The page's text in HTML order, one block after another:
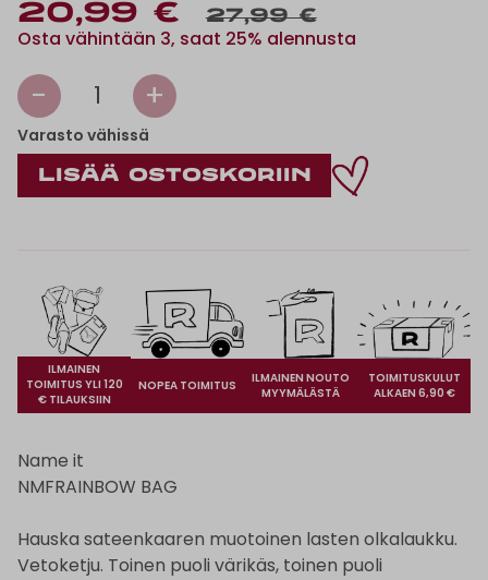
20,99 € 27,99 €
Osta vähintään 3, saat 25% alennusta
- 1 +
Varasto vähissä
ILMAINEN
TOIMITUS YLI 120
€ TILAUKSIIN
NOPEA TOIMITUS
ILMAINEN NOUTO
MYYMÄLÄSTÄ
TOIMITUSKULUT
ALKAEN 6,90 €
Name it
NMFRAINBOW BAG
Hauska sateenkaaren muotoinen lasten olkalaukku.
Vetoketju. Toinen puoli värikäs, toinen puoli